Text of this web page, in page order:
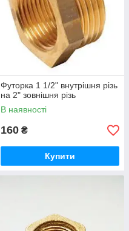
Футорка 1 1/2" внутрішня різь
на 2" зовнішня різь
В наявності
160 ₴
Купити